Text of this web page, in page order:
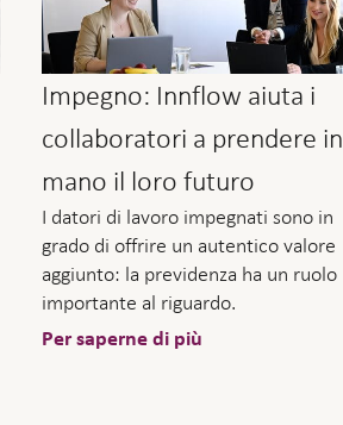
Impegno: Innflow aiuta i
collaboratori a prendere in
mano il loro futuro
I datori di lavoro impegnati sono in
grado di offrire un autentico valore
aggiunto: la previdenza ha un ruolo
importante al riguardo.
Per saperne di più